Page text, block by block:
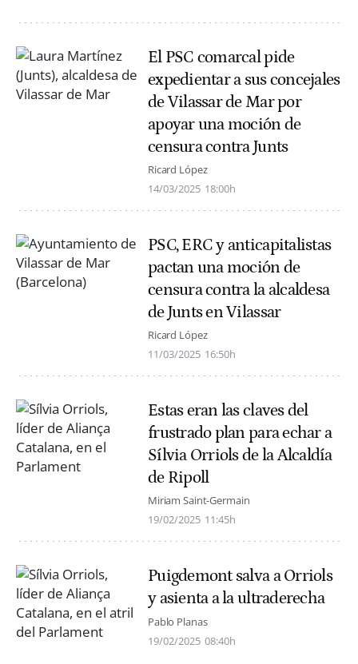
El PSC comarcal pide
expedientar a sus concejales
de Vilassar de Mar por
apoyar una moción de
censura contra Junts
Ricard López
14/03/2025 18:00h
PSC, ERC y anticapitalistas
pactan una moción de
censura contra la alcaldesa
de Junts en Vilassar
Ricard López
11/03/2025 16:50h
Estas eran las claves del
frustrado plan para echar a
Sílvia Orriols de la Alcaldía
de Ripoll
Miriam Saint-Germain
19/02/2025 11:45h
Puigdemont salva a Orriols
y asienta a la ultraderecha
Pablo Planas
19/02/2025 08:40h